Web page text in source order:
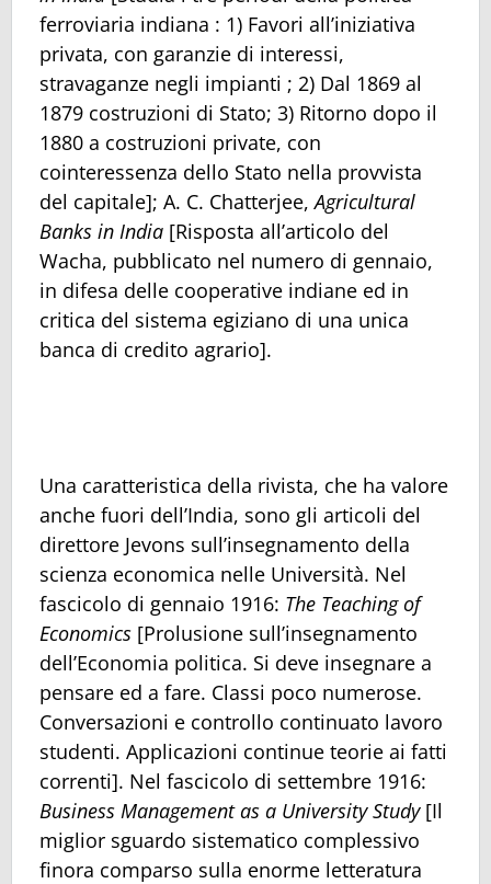
ferroviaria indiana : 1) Favori all’iniziativa
privata, con garanzie di interessi,
stravaganze negli impianti ; 2) Dal 1869 al
1879 costruzioni di Stato; 3) Ritorno dopo il
1880 a costruzioni private, con
cointeressenza dello Stato nella provvista
del capitale]; A. C. Chatterjee,Agricultural
Banks in India [Risposta all’articolo del
Wacha, pubblicato nel numero di gennaio,
in difesa delle cooperative indiane ed in
critica del sistema egiziano di una unica
banca di credito agrario].
Una caratteristica della rivista, che ha valore
anche fuori dell’India, sono gli articoli del
direttore Jevons sull’insegnamento della
scienza economica nelle Università. Nel
fascicolo di gennaio 1916: The Teaching of
Economics [Prolusione sull’insegnamento
dell’Economia politica. Si deve insegnare a
pensare ed a fare. Classi poco numerose.
Conversazioni e controllo continuato lavoro
studenti. Applicazioni continue teorie ai fatti
correnti]. Nel fascicolo di settembre 1916:
Business Management as a University Study[Il
miglior sguardo sistematico complessivo
finora comparso sulla enorme letteratura